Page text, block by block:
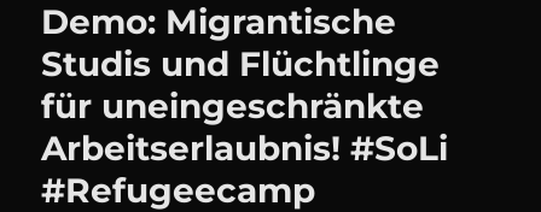
der
bildenden
Künste
Demo: Migrantische
Studis und Flüchtlinge
für uneingeschränkte
Arbeitserlaubnis! #SoLi
#Refugeecamp